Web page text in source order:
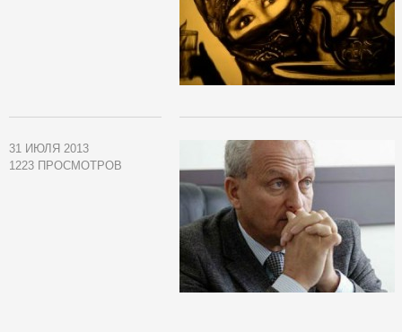
31 ИЮЛЯ 2013
1223 ПРОСМОТРОВ